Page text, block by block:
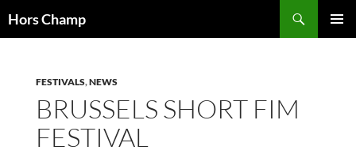
auHors Champ
FESTIVALS,NEWS
BRUSSELS SHORT FIM
FESTIVAL